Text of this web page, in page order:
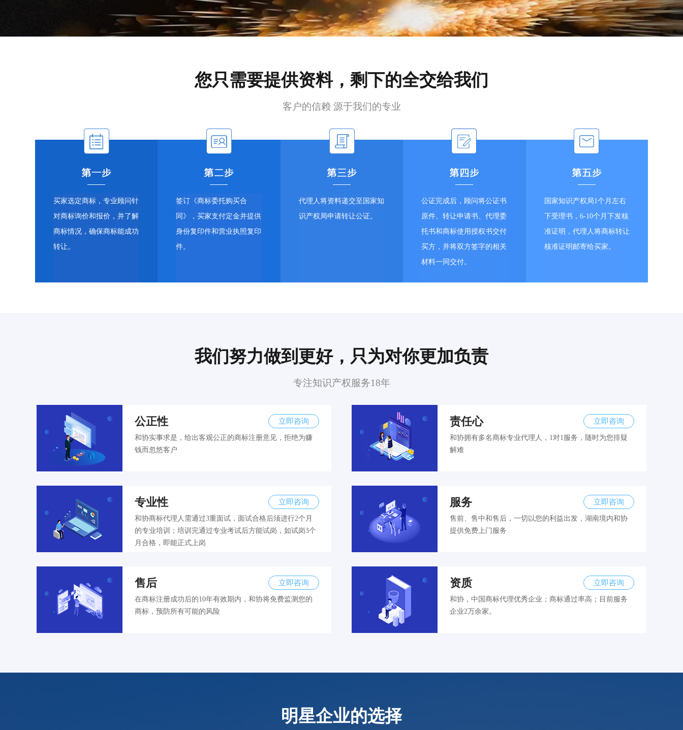
您只需要提供资料，剩下的全交给我们
客户的信赖 源于我们的专业
买家选定商标，专业顾问针
对商标询价和报价，并了解
商标情况，确保商标能成功
转让。
签订《商标委托购买合
同》，买家支付定金并提供
身份复印件和营业执照复印
件。
代理人将资料递交至国家知
识产权局申请转让公证。
公证完成后，顾问将公证书
原件、转让申请书、代理委
托书和商标使用授权书交付
买方，并将双方签字的相关
材料一同交付。
国家知识产权局1个月左右
下受理书，6-10个月下发核
准证明，代理人将商标转让
核准证明邮寄给买家。
我们努力做到更好，只为对你更加负责
专注知识产权服务18年
公正性 立即咨询
和协实事求是，给出客观公正的商标注册意见，拒绝为赚
钱而忽悠客户
责任心 立即咨询
和协拥有多名商标专业代理人，1对1服务，随时为您排疑
解难
专业性 立即咨询
和协商标代理人需通过3重面试，面试合格后须进行2个月
的专业培训；培训完通过专业考试后方能试岗，如试岗3个
月合格，即能正式上岗
服务 立即咨询
售前、售中和售后，一切以您的利益出发，湖南境内和协
提供免费上门服务
售后 立即咨询
在商标注册成功后的10年有效期内，和协将免费监测您的
商标，预防所有可能的风险
资质 立即咨询
和协，中国商标代理优秀企业；商标通过率高；目前服务
企业2万余家。
明星企业的选择